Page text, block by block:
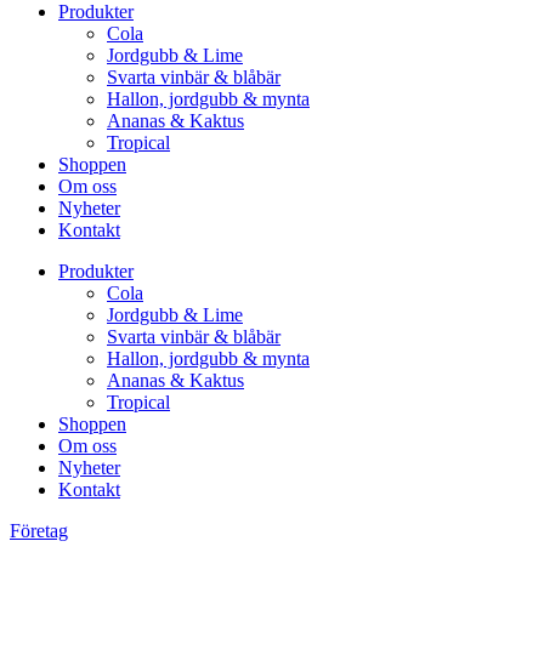
Produkter
Cola
Jordgubb & Lime
Svarta vinbär & blåbär
Hallon, jordgubb & mynta
Ananas & Kaktus
Tropical
Shoppen
Om oss
Nyheter
Kontakt
Produkter
Cola
Jordgubb & Lime
Svarta vinbär & blåbär
Hallon, jordgubb & mynta
Ananas & Kaktus
Tropical
Shoppen
Om oss
Nyheter
Kontakt
Företag